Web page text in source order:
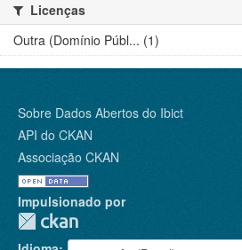
Licenças
Outra (Domínio Públ... (1)
Sobre Dados Abertos do Ibict
API do CKAN
Associação CKAN
Impulsionado por